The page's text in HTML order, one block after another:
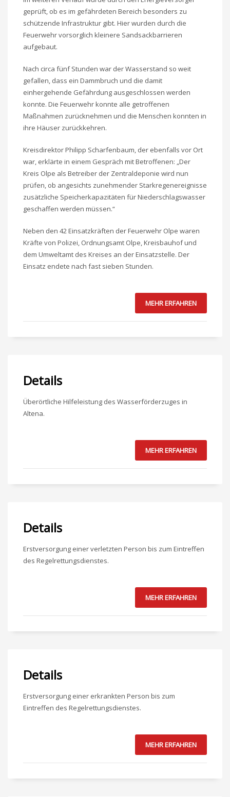
geprüft, ob es im gefährdeten Bereich besonders zu
schützende Infrastruktur gibt. Hier wurden durch die
Feuerwehr vorsorglich kleinere Sandsackbarrieren
aufgebaut.
Nach circa fünf Stunden war der Wasserstand so weit
gefallen, dass ein Dammbruch und die damit
einhergehende Gefährdung ausgeschlossen werden
konnte. Die Feuerwehr konnte alle getroffenen
Maßnahmen zurücknehmen und die Menschen konnten in
ihre Häuser zurückkehren.
Kreisdirektor Philipp Scharfenbaum, der ebenfalls vor Ort
war, erklärte in einem Gespräch mit Betroffenen: „Der
Kreis Olpe als Betreiber der Zentraldeponie wird nun
prüfen, ob angesichts zunehmender Starkregenereignisse
zusätzliche Speicherkapazitäten für Niederschlagswasser
geschaffen werden müssen.“
Neben den 42 Einsatzkräften der Feuerwehr Olpe waren
Kräfte von Polizei, Ordnungsamt Olpe, Kreisbauhof und
dem Umweltamt des Kreises an der Einsatzstelle. Der
Einsatz endete nach fast sieben Stunden.
MEHR ERFAHREN
Details
Überörtliche Hilfeleistung des Wasserförderzuges in
Altena.
MEHR ERFAHREN
Details
Erstversorgung einer verletzten Person bis zum Eintreffen
des Regelrettungsdienstes.
MEHR ERFAHREN
Details
Erstversorgung einer erkrankten Person bis zum
Eintreffen des Regelrettungsdienstes.
MEHR ERFAHREN